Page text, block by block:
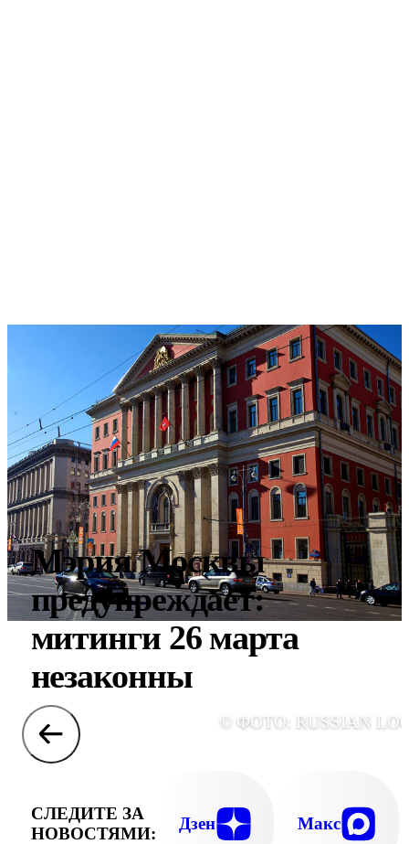
Мэрия Москвы
предупреждает:
митинги 26 марта
незаконны
© ФОТО: RUSSIAN
СЛЕДИТЕ ЗА
НОВОСТЯМИ:
Дзен Макс